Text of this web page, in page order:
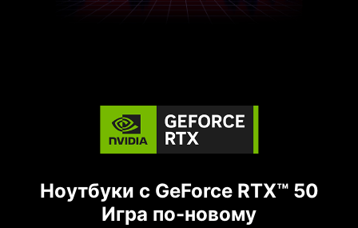
Ноутбуки с GeForce RTX™ 50
Игра по-новому